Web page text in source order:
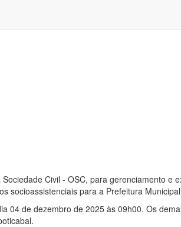
Civil - OSC, para gerenciamento e
socioassistenciais para a Prefeitura
04 de dezembro de 2025 às 09h00. Os